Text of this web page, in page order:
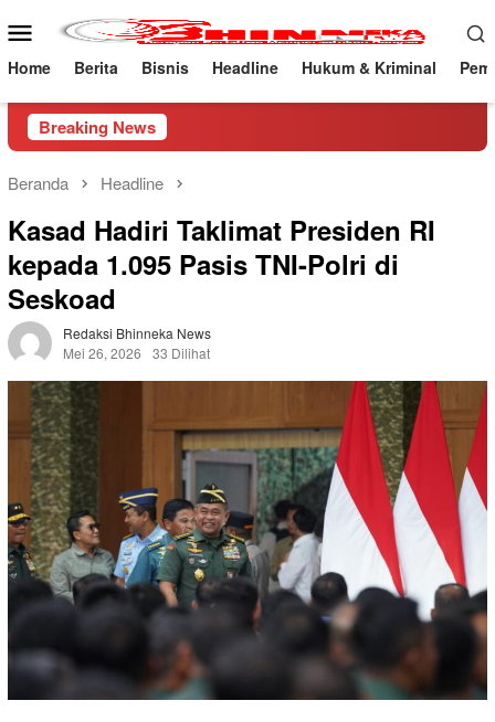
ke
konten
Menu
Mobile
Home Berita Bisnis Headline Hukum & Kriminal
Breaking News
Beranda Headline
Kasad Hadiri Taklimat Presiden RI
kepada 1.095 Pasis TNI-Polri di
Seskoad
Redaksi Bhinneka News
Mei 26, 2026
33 Dilihat